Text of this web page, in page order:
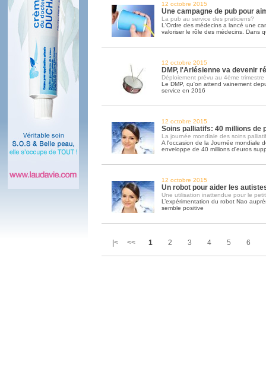
12 octobre 2015
Une campagne de pub pour
La pub au service des praticiens?
L'Ordre des médecins a lancé une
valoriser le rôle des médecins. Dans
12 octobre 2015
DMP, l'Arlésienne va devenir
Déploiement prévu au 4ème trimestre
Le DMP, qu'on attend vainement
service en 2016
12 octobre 2015
Soins palliatifs: 40 millions de
La journée mondiale des soins
A l'occasion de la Journée mondiale
enveloppe de 40 millions d'euros
12 octobre 2015
Un robot pour aider les
Une utilisation inattendue pour le
L’expérimentation du robot Nao
semble positive
|< << 1 2 3 4 5 6